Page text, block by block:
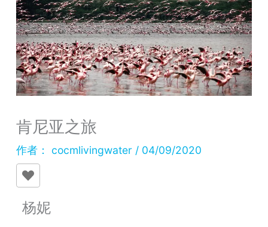
肯尼亚之旅
作者： cocmlivingwater / 04/09/2020
杨妮